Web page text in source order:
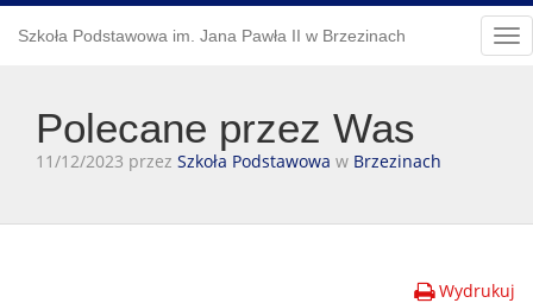
Szkoła Podstawowa im. Jana Pawła II w Brzezinach
Polecane przez Was
11/12/2023 przez Szkoła Podstawowa w Brzezinach
Wydrukuj